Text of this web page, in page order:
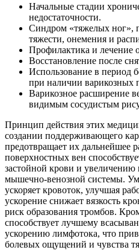
Начальные стадии
недостаточности.
Синдром «тяжелых
тяжести, онемения и
Профилактика и лечение
Восстановление после
Использование в период
при наличии варикозных
Варикозное расширение
видимым сосудистым
Принцип действия этих
создании поддерживающего
предотвращает их дальнейшее
поверхностных вен
застойной крови и
мышечно-венозной системы.
ускоряет кровоток, улучшая
ускорение снижает вязкость
риск образования тромбов.
способствует лучшему
ускорению лимфотока, что
болевых ощущений и чувства